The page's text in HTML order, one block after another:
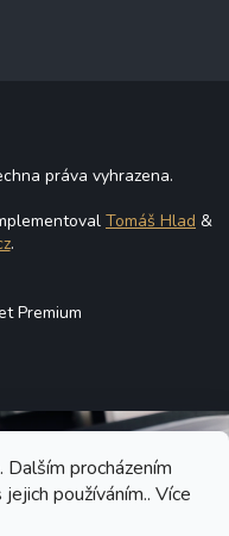
procházením
používáním.. Více
práva vyhrazena.
Tomáš Hlad &
.
Premium